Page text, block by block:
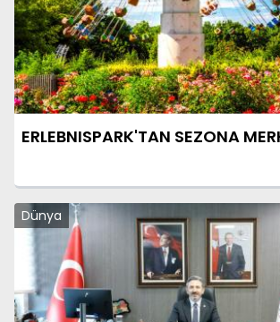
ERLEBNISPARK'TAN SEZONA
Dünya